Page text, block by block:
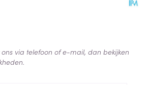
via telefoon of e-mail, dan bekijken